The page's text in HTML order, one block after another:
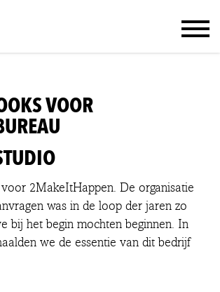
JUNGVOOR
2MakeItHappen. De organisatie
was in de loop der jaren zo
bij het begin mochten beginnen. In
we de essentie van dit bedrijf